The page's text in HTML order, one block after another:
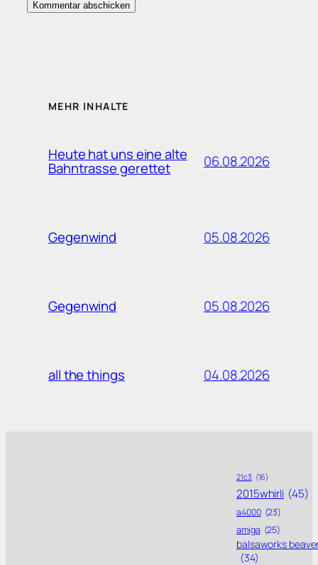
MEHR INHALTE
Heute hat uns eine alte
Bahntrasse gerettet 06.08.2026
Gegenwind 05.08.2026
Gegenwind 05.08.2026
all the things 04.08.2026
21c3 (16)
2015whirli (45)
a4000 (23)
amiga (25)
balsaworks
(34)